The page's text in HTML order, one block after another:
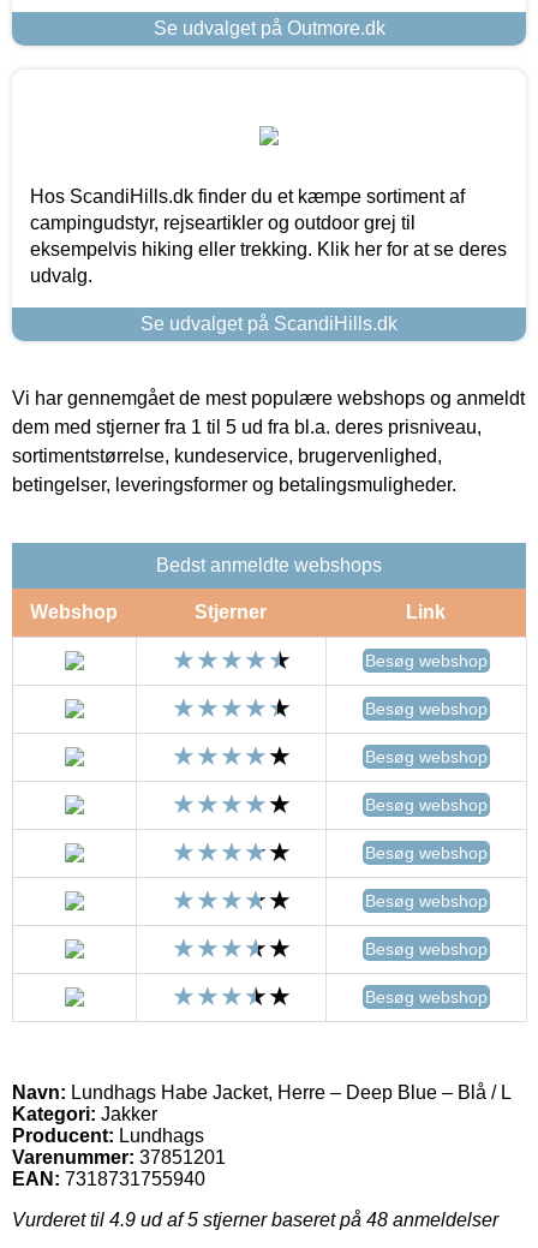
Se udvalget på Outmore.dk
Hos ScandiHills.dk finder du et kæmpe sortiment af
campingudstyr, rejseartikler og outdoor grej til
eksempelvis hiking eller trekking. Klik her for at se deres
udvalg.
Se udvalget på ScandiHills.dk
Vi har gennemgået de mest populære webshops og anmeldt
dem med stjerner fra 1 til 5 ud fra bl.a. deres prisniveau,
sortimentstørrelse, kundeservice, brugervenlighed,
betingelser, leveringsformer og betalingsmuligheder.
Bedst anmeldte webshops
Webshop Stjerner Link
Besøg webshop
Besøg webshop
Besøg webshop
Besøg webshop
Besøg webshop
Besøg webshop
Besøg webshop
Besøg webshop
Navn: Lundhags Habe Jacket, Herre – Deep Blue – Blå / L
Kategori: Jakker
Producent: Lundhags
Varenummer: 37851201
EAN: 7318731755940
Vurderet til 4.9 ud af 5 stjerner baseret på 48 anmeldelser